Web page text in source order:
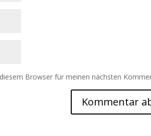
Browser für meinen nächsten